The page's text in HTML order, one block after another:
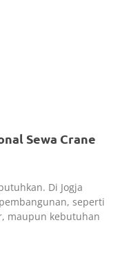
Sewa Crane
Di Jogja
seperti
maupun kebutuhan